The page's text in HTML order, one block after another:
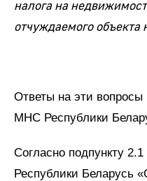
налога на
отчуждаемого
Ответы на эти
МНС Республики
Согласно подпункту
Республики Беларусь